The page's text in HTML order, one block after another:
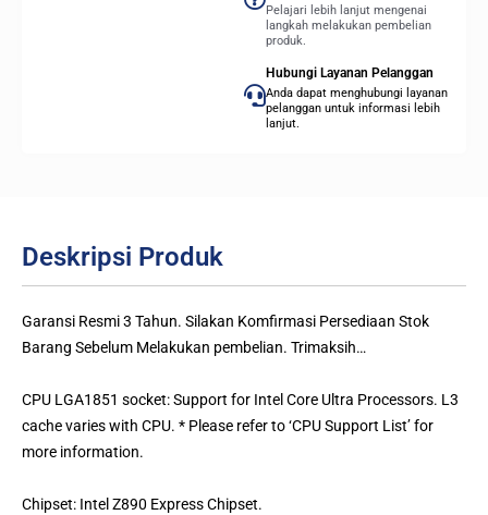
Pelajari lebih lanjut mengenai
langkah melakukan pembelian
produk.
Hubungi Layanan Pelanggan
Anda dapat menghubungi layanan
pelanggan untuk informasi lebih
lanjut.
Deskripsi Produk
Garansi Resmi 3 Tahun. Silakan Komfirmasi Persediaan Stok
Barang Sebelum Melakukan pembelian. Trimaksih…
CPU LGA1851 socket: Support for Intel Core Ultra Processors. L3
cache varies with CPU. * Please refer to ‘CPU Support List’ for
more information.
Chipset: Intel Z890 Express Chipset.